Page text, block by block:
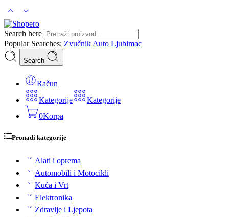
Search here
Popular Searches: Zvučnik Auto Ljubimac
Search
Račun
Kategorije
Kategorije
0Korpa
Pronađi kategorije
Alati i oprema
Automobili i Motocikli
Kuća i Vrt
Elektronika
Zdravlje i Ljepota